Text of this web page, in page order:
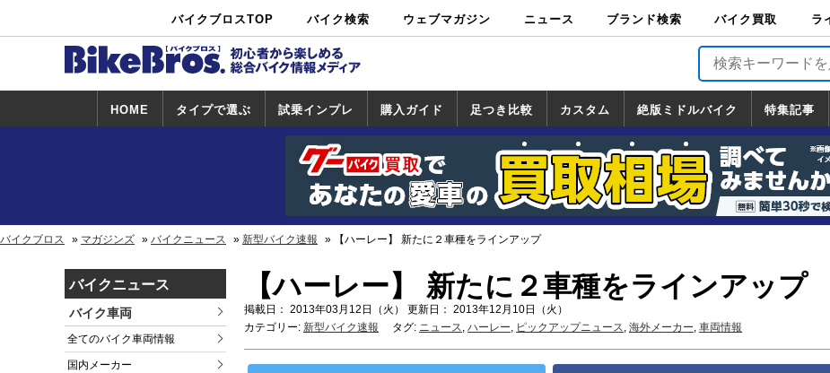
バイクブロスTOP バイク検索
中古バイ
ク・新車検
カタログ検
索
ショップ検
索
ウェブマガジン ニュース ブランド検索 バイク買取
バイク買取
ラ
ラ
バ
バ
フ
バ
ロ
バ
HOME タイプで選ぶ 試乗インプレ
試乗インプレ
一覧
ホンダ
ヤマハ
スズキ
カワサキ
ハーレー
BMW
トライアンフ
ドゥカティ
購入ガイド
一覧
足つき比較 カスタム
カスタム
一覧
ホンダ
ヤマハ
スズキ
カワサキ
絶版ミドルバイク
絶版ミドルバイク
一覧
ホンダ
ヤマハ
スズキ
カワサキ
特集記事
道の駅調査隊
ツーリング情報局
日本の道50選
国道めぐり
林道ツーリング
バイクブロス マガジンズ バイクニュース 新型バイク速報 【ハーレー】 新たに２車種をラインアップ
バイクニュース
バイク車両
全てのバイク車両情報
国内メーカー
【ハーレー】 新たに２車種をラインアップ
掲載日： 2013年03月12日（火） 更新日： 2013年12月10日（火）
カテゴリー: 新型バイク速報 タグ: ニュース, ハーレー, ピックアップニュース, 海外メーカー, 車両情報